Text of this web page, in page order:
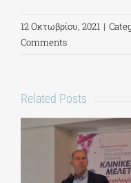
12 Οκτωβρίου, 2021 |
Comments
Related Posts